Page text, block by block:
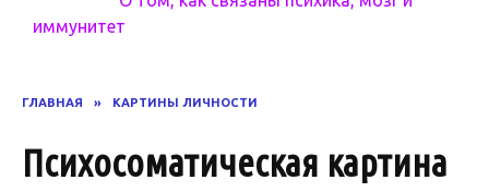
иммунитет
ГЛАВНАЯ » КАРТИНЫ ЛИЧНОСТИ
Психосоматическая картина